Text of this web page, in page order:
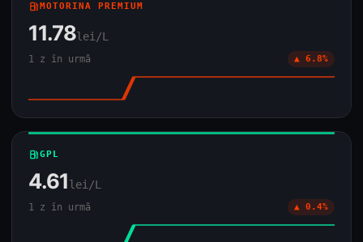
local_gas_stationMOTORINA PREMIUM
11.78lei/L
1 z în urmă ▲ 6.8%
local_gas_stationGPL
4.61lei/L
1 z în urmă ▲ 0.4%